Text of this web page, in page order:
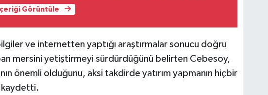
İçeriği Görüntüle
ve internetten yaptığı araştırmalar sonucu doğru
mersini yetiştirmeyi sürdürdüğünü belirten Cebesoy,
önemli olduğunu, aksi takdirde yatırım yapmanın hiçbir
kaydetti.